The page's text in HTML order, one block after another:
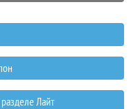
Лайт